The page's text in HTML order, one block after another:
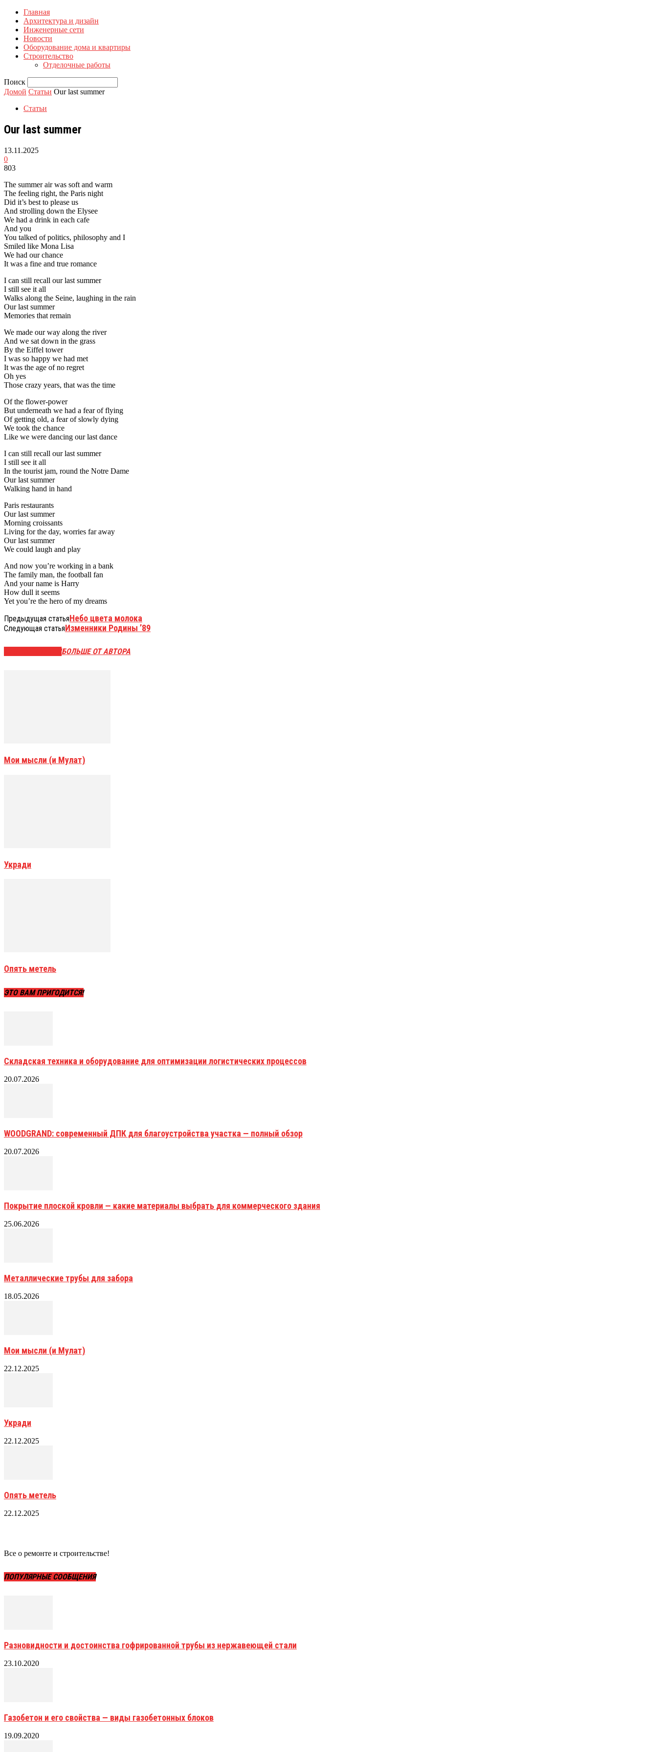
Главная
Архитектура и дизайн
Инженерные сети
Новости
Оборудование дома и квартиры
Строительство
Отделочные работы
Поиск
Домой Статьи Our last summer
Статьи
Our last summer
13.11.2025
0
803
The summer air was soft and warm
The feeling right, the Paris night
Did it’s best to please us
And strolling down the Elysee
We had a drink in each cafe
And you
You talked of politics, philosophy and I
Smiled like Mona Lisa
We had our chance
It was a fine and true romance
I can still recall our last summer
I still see it all
Walks along the Seine, laughing in the rain
Our last summer
Memories that remain
We made our way along the river
And we sat down in the grass
By the Eiffel tower
I was so happy we had met
It was the age of no regret
Oh yes
Those crazy years, that was the time
Of the flower-power
But underneath we had a fear of flying
Of getting old, a fear of slowly dying
We took the chance
Like we were dancing our last dance
I can still recall our last summer
I still see it all
In the tourist jam, round the Notre Dame
Our last summer
Walking hand in hand
Paris restaurants
Our last summer
Morning croissants
Living for the day, worries far away
Our last summer
We could laugh and play
And now you’re working in a bank
The family man, the football fan
And your name is Harry
How dull it seems
Yet you’re the hero of my dreams
Предыдущая статьяНебо цвета молока
Следующая статьяИзменники Родины ’89
БОЛЬШЕ ОТ АВТОРА
Мои мысли (и Мулат)
Укради
Опять метель
ЭТО ВАМ ПРИГОДИТСЯ!
Складская техника и оборудование для оптимизации логистических процессов
20.07.2026
WOODGRAND: современный ДПК для благоустройства участка — полный обзор
20.07.2026
Покрытие плоской кровли — какие материалы выбрать для коммерческого здания
25.06.2026
Металлические трубы для забора
18.05.2026
Мои мысли (и Мулат)
22.12.2025
Укради
22.12.2025
Опять метель
22.12.2025
Все о ремонте и строительстве!
ПОПУЛЯРНЫЕ СООБЩЕНИЯ
Разновидности и достоинства гофрированной трубы из нержавеющей стали
23.10.2020
Газобетон и его свойства — виды газобетонных блоков
19.09.2020